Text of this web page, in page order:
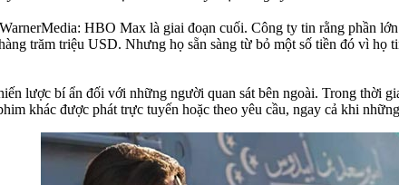
HBO Max là giai đoạn cuối. Công ty tin rằng phần
trăm triệu USD. Nhưng họ sẵn sàng từ bỏ một số tiền đó vì
lược bí ẩn đối với những người quan sát bên ngoài. Trong thời
khác được phát trực tuyến hoặc theo yêu cầu, ngay cả khi